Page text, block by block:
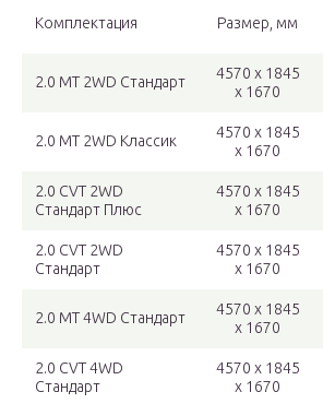
Комплектация Размер, мм
2.0 MT 2WD Стандарт
4570 x 1845
x 1670
2.0 MT 2WD Классик
4570 x 1845
x 1670
2.0 CVT 2WD
Стандарт Плюс
4570 x 1845
x 1670
2.0 CVT 2WD
Стандарт
4570 x 1845
x 1670
2.0 MT 4WD Стандарт
4570 x 1845
x 1670
2.0 CVT 4WD
Стандарт
4570 x 1845
x 1670